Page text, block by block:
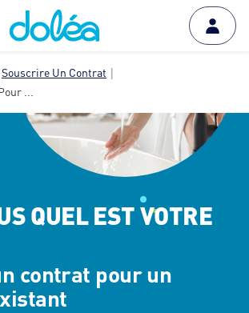
Souscrire Un Contrat
...
QUEL EST VOTRE
contrat pour un